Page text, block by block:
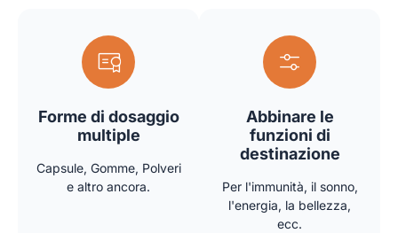
Forme di dosaggio
multiple
Capsule, Gomme, Polveri
e altro ancora.
Abbinare le
funzioni di
destinazione
Per l'immunità, il sonno,
l'energia, la bellezza,
ecc.